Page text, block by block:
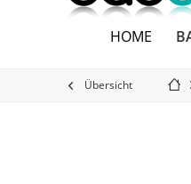
HOME
Übersicht